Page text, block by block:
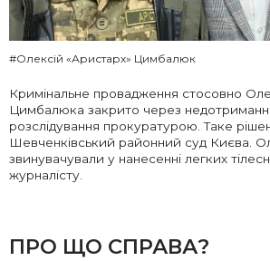
#Олексій «Аристарх» Цимбалюк
Кримінальне провадження стосовно
Цимбалюка закрито через
розслідування прокуратурою. Таке
Шевченківський районний суд Києва.
звинувачували у нанесенні легких
журналісту.
ПРО ЩО СПРАВА?